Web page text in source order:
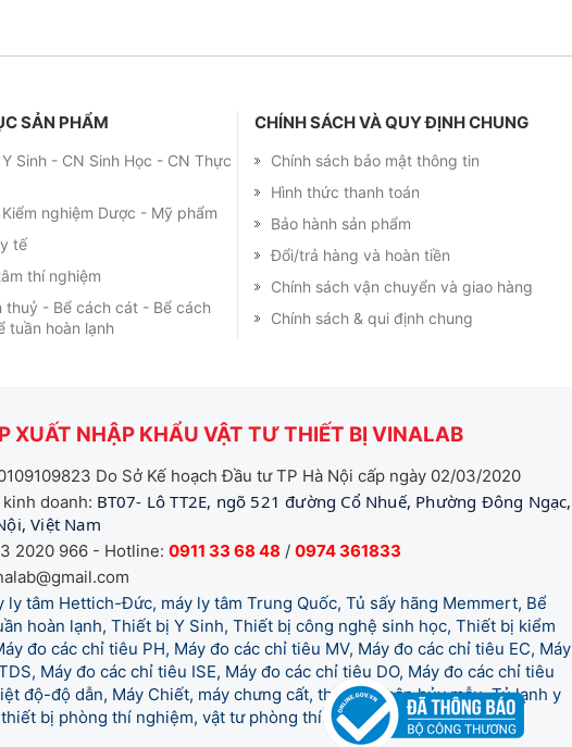
SẢN PHẨM
Sinh - CN Sinh Học - CN Thực
nghiệm Dược - Mỹ phẩm
tế
thí nghiệm
thuỷ - Bể cách cát - Bể cách
tuần hoàn lạnh
CHÍNH SÁCH VÀ QUY ĐỊNH CHUNG
Chính sách bảo mật thông tin
Hình thức thanh toán
Bảo hành sản phẩm
Đổi/trả hàng và hoàn tiền
Chính sách vận chuyển và giao hàng
Chính sách & qui định chung
XUẤT NHẬP KHẨU VẬT TƯ THIẾT BỊ VINALAB
Do Sở Kế hoạch Đầu tư TP Hà Nội cấp ngày 02/03/2020
doanh: BT07- Lô TT2E, ngõ 521 đường Cổ Nhuế, Phường Đông Ngạc,
Việt Nam
2020 966 - Hotline: 0911 33 68 48 / 0974 361833
ly tâm Hettich-Đức, máy ly tâm Trung Quốc, Tủ sấy hãng Memmert, Bể
hoàn lạnh, Thiết bị Y Sinh, Thiết bị công nghệ sinh học, Thiết bị kiểm
đo các chỉ tiêu PH, Máy đo các chỉ tiêu MV, Máy đo các chỉ tiêu EC, Máy
Máy đo các chỉ tiêu ISE, Máy đo các chỉ tiêu DO, Máy đo các chỉ tiêu
độ-độ dẫn, Máy Chiết, máy chưng cất, thiết bị phân hủy mẫu, Tủ lạnh y
bị phòng thí nghiệm, vật tư phòng thí nghiệm, vật tư y tế.